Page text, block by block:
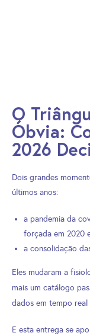
O
Óbvia:
2026
Dois grandes
últimos anos:
a pandemia da
forçada em 2020
a consolidação
Eles mudaram a
mais um catálogo
dados em tempo
E esta entrega se